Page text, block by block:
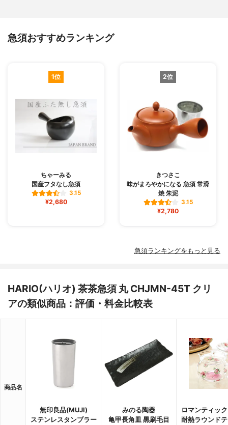
急須おすすめランキング
1位
ちゃーみる
国産フタなし急須
3.15
¥2,680
2位
きつさこ
味がまろやかになる 急須 常滑
焼 朱泥
3.15
¥2,780
急須ランキングをもっと見る
HARIO(ハリオ) 茶茶急須 丸 CHJMN-45T クリ
アの類似商品：評価・料金比較表
商品名
無印良品(MUJI)
ステンレスタンブラー
みのる陶器
亀甲長角皿 黒刷毛目
ロマンティッ
耐熱ラウンド